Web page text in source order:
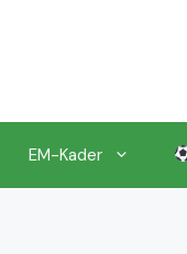
EM-Kader